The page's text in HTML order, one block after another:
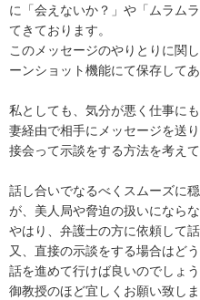
に「会えないか？」や「ムラム
てきております。
このメッセージのやりとりに関
ーンショット機能にて保存してあ
私としても、気分が悪く仕事に
妻経由で相手にメッセージを送
接会って示談をする方法を考えて
話し合いでなるべくスムーズに
が、美人局や脅迫の扱いにならな
やはり、弁護士の方に依頼して
又、直接の示談をする場合はど
話を進めて行けば良いのでしょ
御教授のほど宜しくお願い致しま